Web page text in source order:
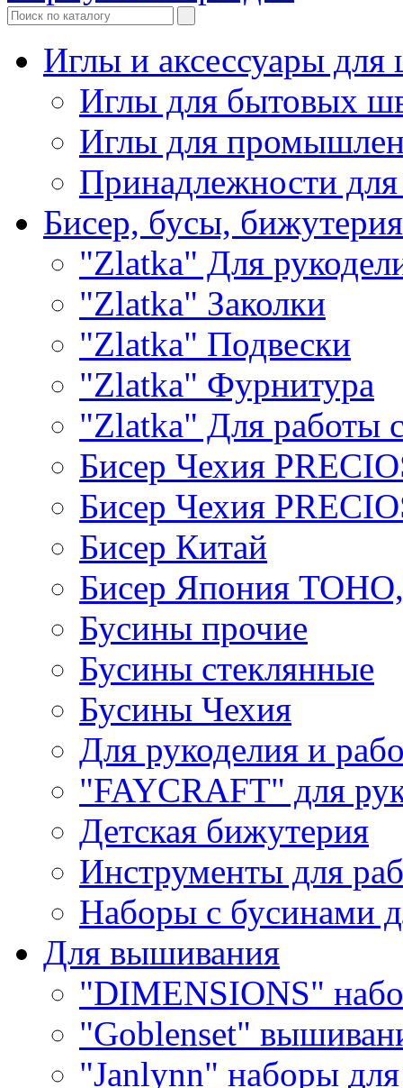
Иглы и аксессуары
Иглы для бытовых
Иглы для
Принадлежности
Бисер, бусы, бижутерия
"Zlatka" Для
"Zlatka" Заколки
"Zlatka" Подвески
"Zlatka" Фурнитура
"Zlatka" Для работы
Бисер Чехия
Бисер Чехия
Бисер Китай
Бисер Япония
Бусины прочие
Бусины стеклянные
Бусины Чехия
Для рукоделия и
"FAYCRAFT" для
Детская бижутерия
Инструменты для
Наборы с бусинами
Для вышивания
"DIMENSIONS"
"Goblenset"
"Janlynn" наборы